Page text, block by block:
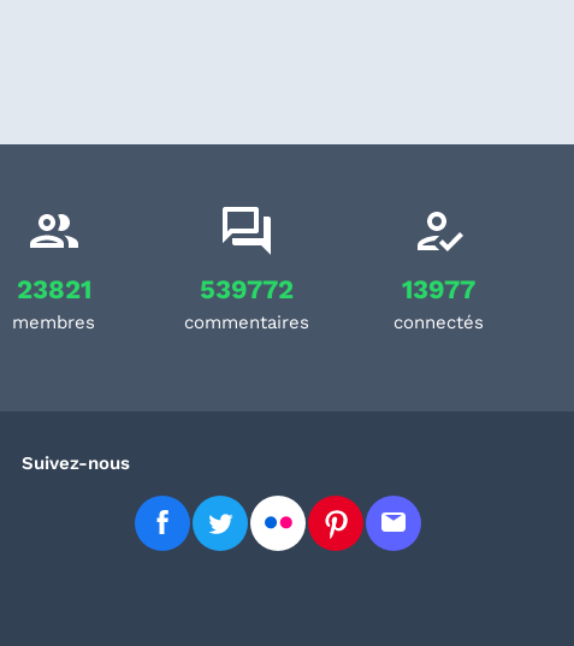
23821
membres
539772
commentaires
13977
connectés
Suivez-nous